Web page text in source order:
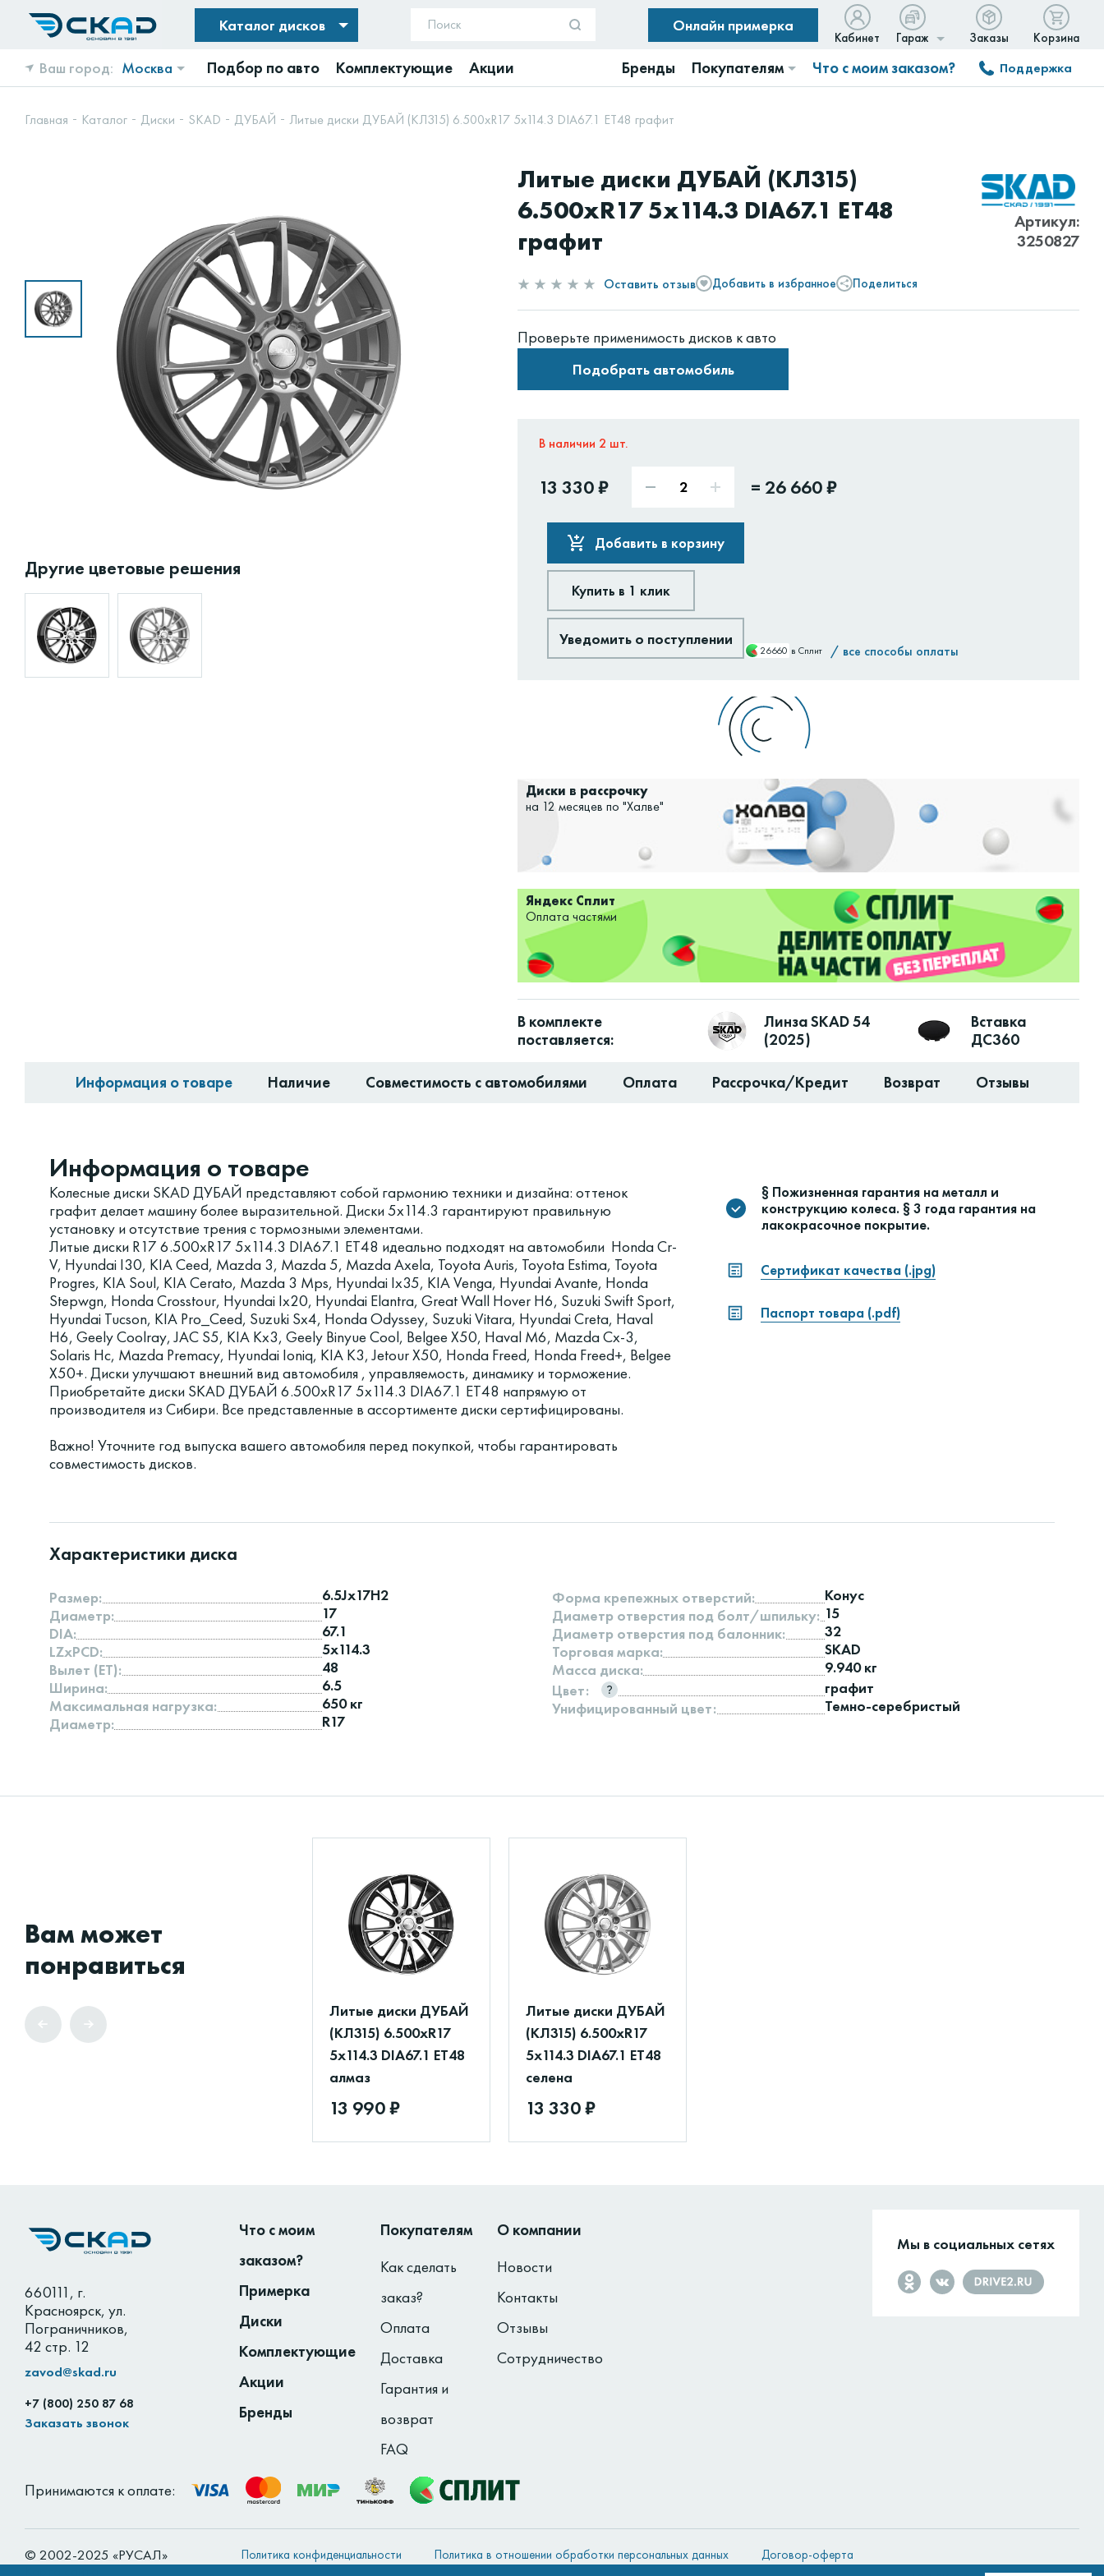
Каталог дисков Онлайн примерка
Кабинет Гараж Заказы Корзина
Ваш город: Москва Подбор по авто Комплектующие Акции Бренды Покупателям Что с моим заказом? Поддержка
Главная Каталог Диски SKAD ДУБАЙ Литые диски ДУБАЙ (КЛ315) 6.500xR17 5x114.3 DIA67.1 ET48 графит
Другие цветовые решения
Литые диски ДУБАЙ (КЛ315)
6.500xR17 5x114.3 DIA67.1 ET48
графит
Артикул:
3250827
Оставить отзыв Добавить в избранное Поделиться
Проверьте применимость дисков к авто
Подобрать автомобиль
В наличии 2 шт.
13 330 ₽ = 26 660 ₽
Добавить в корзину
Купить в 1 клик
Уведомить о поступлении
26660 в Сплит / все способы оплаты
Диски в рассрочку
на 12 месяцев по "Халве"
Яндекс Сплит
Оплата частями
В комплекте
поставляется:
Линза SKAD 54
(2025)
Вставка
ДС360
Информация о товаре Наличие Совместимость с автомобилями Оплата Рассрочка/Кредит Возврат Отзывы
Информация о товаре
Колесные диски SKAD ДУБАЙ представляют собой гармонию техники и дизайна: оттенок
графит делает машину более выразительной. Диски 5x114.3 гарантируют правильную
установку и отсутствие трения с тормозными элементами.
Литые диски R17 6.500xR17 5x114.3 DIA67.1 ET48 идеально подходят на автомобили Honda Cr-
V, Hyundai I30, KIA Ceed, Mazda 3, Mazda 5, Mazda Axela, Toyota Auris, Toyota Estima, Toyota
Progres, KIA Soul, KIA Cerato, Mazda 3 Mps, Hyundai Ix35, KIA Venga, Hyundai Avante, Honda
Stepwgn, Honda Crosstour, Hyundai Ix20, Hyundai Elantra, Great Wall Hover H6, Suzuki Swift Sport,
Hyundai Tucson, KIA Pro_Ceed, Suzuki Sx4, Honda Odyssey, Suzuki Vitara, Hyundai Creta, Haval
H6, Geely Coolray, JAC S5, KIA Kx3, Geely Binyue Cool, Belgee X50, Haval M6, Mazda Cx-3,
Solaris Hc, Mazda Premacy, Hyundai Ioniq, KIA K3, Jetour X50, Honda Freed, Honda Freed+, Belgee
X50+. Диски улучшают внешний вид автомобиля , управляемость, динамику и торможение.
Приобретайте диски SKAD ДУБАЙ 6.500xR17 5x114.3 DIA67.1 ET48 напрямую от
производителя из Сибири. Все представленные в ассортименте диски сертифицированы.
Важно! Уточните год выпуска вашего автомобиля перед покупкой, чтобы гарантировать
совместимость дисков.
§ Пожизненная гарантия на металл и
конструкцию колеса. § 3 года гарантия на
лакокрасочное покрытие.
Сертификат качества (.jpg)
Паспорт товара (.pdf)
Характеристики диска
Размер:
6.5Jx17H2
Диаметр:
17
DIA:
67.1
LZxPCD:
5x114.3
Вылет (ET):
48
Ширина:
6.5
Максимальная нагрузка:
650 кг
Диаметр:
R17
Форма крепежных отверстий:
Конус
Диаметр отверстия под болт/шпильку: 15
Диаметр отверстия под балонник:
32
Торговая марка:
SKAD
Масса диска:
9.940 кг
Цвет:
графит
Унифицированный цвет:
Темно-серебристый
Вам может
понравиться
Литые диски ДУБАЙ
(КЛ315) 6.500xR17
5x114.3 DIA67.1 ET48
алмаз
13 990 ₽
Литые диски ДУБАЙ
(КЛ315) 6.500xR17
5x114.3 DIA67.1 ET48
селена
13 330 ₽
660111, г.
Красноярск, ул.
Пограничников,
42 стр. 12
zavod@skad.ru
+7 (800) 250 87 68
Заказать звонок
Что с моим
заказом?
Примерка
Диски
Комплектующие
Акции
Бренды
Покупателям
Как сделать
заказ?
Оплата
Доставка
Гарантия и
возврат
FAQ
О компании
Новости
Контакты
Отзывы
Сотрудничество
Мы в социальных сетях
Принимаются к оплате:
© 2002-2025 «РУСАЛ»
Политика конфиденциальности Политика в отношении обработки персональных данных Договор-оферта